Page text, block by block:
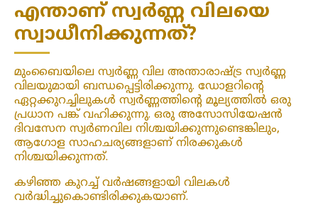
എന്താണ് സ്വർണ്ണ വിലയെ
സ്വാധീനിക്കുന്നത്?
മുംബൈയിലെ സ്വർണ്ണ വില അന്താരാഷ്ട്ര സ്വർണ്ണ
വിലയുമായി ബന്ധപ്പെട്ടിരിക്കുന്നു. ഡോളറിന്റെ
ഏറ്റക്കുറച്ചിലുകൾ സ്വർണ്ണത്തിന്റെ മൂല്യത്തിൽ ഒരു
പ്രധാന പങ്ക് വഹിക്കുന്നു. ഒരു അസോസിയേഷൻ
ദിവസേന സ്വർണവില നിശ്ചയിക്കുന്നുണ്ടെങ്കിലും,
ആഗോള സാഹചര്യങ്ങളാണ് നിരക്കുകൾ
നിശ്ചയിക്കുന്നത്.
കഴിഞ്ഞ കുറച്ച് വർഷങ്ങളായി വിലകൾ
വർദ്ധിച്ചുകൊണ്ടിരിക്കുകയാണ്.